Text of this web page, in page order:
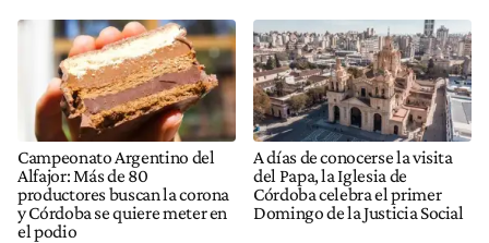
Campeonato Argentino del
Alfajor: Más de 80
productores buscan la corona
y Córdoba se quiere meter en
el podio
A días de conocerse la visita
del Papa, la Iglesia de
Córdoba celebra el primer
Domingo de la Justicia Social